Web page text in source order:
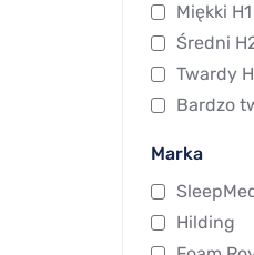
Miękki H1
Średni
Twardy
Bardzo
Marka
Hilding